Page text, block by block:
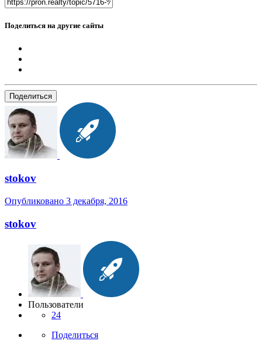
Поделиться на другие сайты
Поделиться
stokov
Опубликовано 3 декабря, 2016
stokov
Пользователи
24
Поделиться